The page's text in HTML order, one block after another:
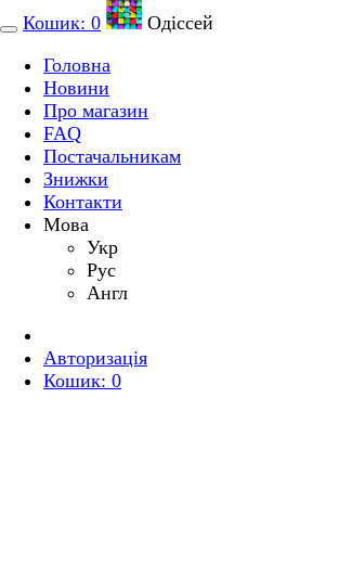
Кошик: 0
Одіссей
Головна
Новини
Про магазин
FAQ
Постачальникам
Знижки
Контакти
Мова
Укр
Рус
Англ
Авторизація
Кошик: 0